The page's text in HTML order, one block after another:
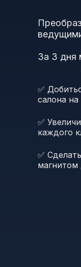
✅
магнитом
✅
каждого
✅
салона
За 3 дня